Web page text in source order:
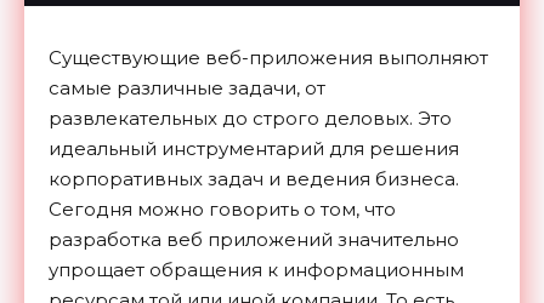
Существующие веб-приложения выполняют
самые различные задачи, от
развлекательных до строго деловых. Это
идеальный инструментарий для решения
корпоративных задач и ведения бизнеса.
Сегодня можно говорить о том, что
разработка веб приложений значительно
упрощает обращения к информационным